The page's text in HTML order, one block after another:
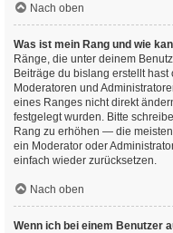
Nach oben
Was ist mein Rang und wie
Ränge, die unter deinem
Beiträge du bislang erstellt
Moderatoren und
eines Ranges nicht direkt
festgelegt wurden. Bitte
Rang zu erhöhen — die
ein Moderator oder
einfach wieder zurücksetzen.
Nach oben
Wenn ich bei einem Benutzer